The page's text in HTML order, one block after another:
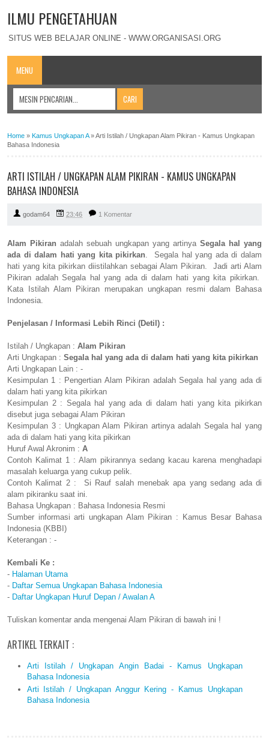
ILMU PENGETAHUAN
SITUS WEB BELAJAR ONLINE - WWW.ORGANISASI.ORG
MENU
Home » Kamus Ungkapan A»Arti Istilah / Ungkapan Alam Pikiran - Kamus Ungkapan
Bahasa Indonesia
ARTI ISTILAH / UNGKAPAN ALAM PIKIRAN - KAMUS UNGKAPAN
BAHASA INDONESIA
godam64 23:46 1 Komentar
Alam Pikiran adalah sebuah ungkapan yang artinya Segala hal yang
ada di dalam hati yang kita pikirkan. Segala hal yang ada di dalam
hati yang kita pikirkan diistilahkan sebagai Alam Pikiran. Jadi arti Alam
Pikiran adalah Segala hal yang ada di dalam hati yang kita pikirkan.
Kata Istilah Alam Pikiran merupakan ungkapan resmi dalam Bahasa
Indonesia.
Penjelasan / Informasi Lebih Rinci (Detil) :
Istilah / Ungkapan : Alam Pikiran
Arti Ungkapan : Segala hal yang ada di dalam hati yang kita pikirkan
Arti Ungkapan Lain : -
Kesimpulan 1 : Pengertian Alam Pikiran adalah Segala hal yang ada di
dalam hati yang kita pikirkan
Kesimpulan 2 : Segala hal yang ada di dalam hati yang kita pikirkan
disebut juga sebagai Alam Pikiran
Kesimpulan 3 : Ungkapan Alam Pikiran artinya adalah Segala hal yang
ada di dalam hati yang kita pikirkan
Huruf Awal Akronim : A
Contoh Kalimat 1 : Alam pikirannya sedang kacau karena menghadapi
masalah keluarga yang cukup pelik.
Contoh Kalimat 2 : Si Rauf salah menebak apa yang sedang ada di
alam pikiranku saat ini.
Bahasa Ungkapan : Bahasa Indonesia Resmi
Sumber informasi arti ungkapan Alam Pikiran : Kamus Besar Bahasa
Indonesia (KBBI)
Keterangan : -
Kembali Ke :
- Halaman Utama
- Daftar Semua Ungkapan Bahasa Indonesia
- Daftar Ungkapan Huruf Depan / Awalan A
Tuliskan komentar anda mengenai Alam Pikiran di bawah ini !
ARTIKEL TERKAIT :
Arti Istilah / Ungkapan Angin Badai - Kamus Ungkapan
Bahasa Indonesia
Arti Istilah / Ungkapan Anggur Kering - Kamus Ungkapan
Bahasa Indonesia